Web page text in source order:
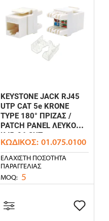
KEYSTONE JACK RJ45
UTP CAT 5e KRONE
TYPE 180° ΠΡΙΖΑΣ /
PATCH PANEL ΛΕΥΚΟ
KJ5-06 SUT
ΚΩΔΙΚΌΣ: 01.075.0100
ΕΛΆΧΙΣΤΗ ΠΟΣΌΤΗΤΑ
ΠΑΡΑΓΓΕΛΊΑΣ
MOQ: 5